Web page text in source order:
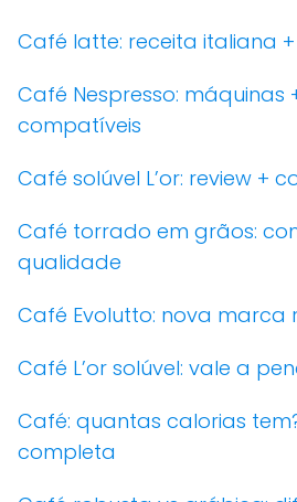
Café latte: receita italiana
Café Nespresso: máquinas
compatíveis
Café solúvel L’or: review +
Café torrado em grãos:
qualidade
Café Evolutto: nova marca
Café L’or solúvel: vale a
Café: quantas calorias
completa